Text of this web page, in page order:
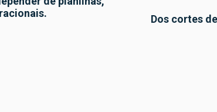
Dos cortes